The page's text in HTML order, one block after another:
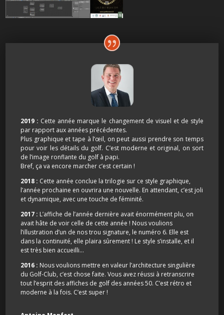
2019 : Cette année marque le changement de visuel et de style
par rapport aux années précédentes.
Plus graphique et tape à l’œil, on peut aussi prendre son temps
pour voir les détails du golf. C’est moderne et original, on sort
de l’image ronflante du golf à papi.
Bref, ça va encore marcher c’est certain !
2018 : Cette année conclue la trilogie sur ce style graphique,
l’année prochaine en ouvrira une nouvelle. En attendant, c’est joli
et dynamique, avec une touche de féminité.
2017 : L’affiche de l’année dernière avait énormément plu, on
avait hâte de voir celle de cette année ! Nous voulions
l’illustration d’un de nos trou signature, le numéro 6. Elle est
dans la continuité, elle plaira sûrement ! Le style s’installe, et il
est très bien accueilli…
2016 : Nous voulions mettre en valeur l’architecture singulière
du Golf-Club, c’est chose faite. Vous avez réussi à retranscrire
tout l’esprit des affiches de golf des années 50. C’est rétro et
moderne à la fois. C’est super !